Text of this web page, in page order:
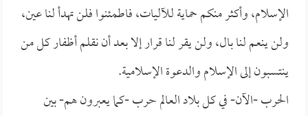
الإسلام، وأكثر منكم حماية للآليات، فاطمئنوا فلن تهدأ لنا عين،
ولن ينعم لنا بال، ولن يقر لنا قرار إلا بعد أن نقلم أظفار كل من
ينتسبون إلى الإسلام والدعوة الإسلامية.
الحرب -الآن- في كل بلاد العالم حرب -كما يعبرون هم- بين